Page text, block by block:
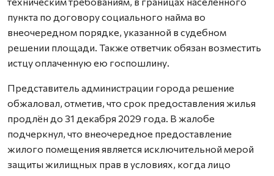
пункта по договору социального найма во
внеочередном порядке, указанной в судебном
решении площади. Также ответчик обязан возместить
истцу оплаченную ею госпошлину.
Представитель администрации города решение
обжаловал, отметив, что срок предоставления жилья
продлён до 31 декабря 2029 года. В жалобе
подчеркнул, что внеочередное предоставление
жилого помещения является исключительной мерой
защиты жилищных прав в условиях, когда лицо